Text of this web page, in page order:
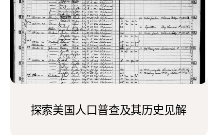
探索美国人口普查及其历史见解